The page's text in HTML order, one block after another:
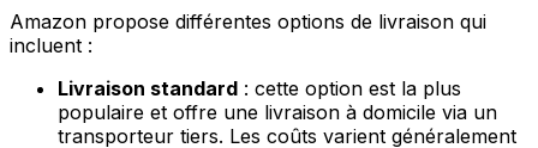
Amazon propose différentes options de livraison qui
incluent :
Livraison standard : cette option est la plus
populaire et offre une livraison à domicile via un
transporteur tiers. Les coûts varient généralement